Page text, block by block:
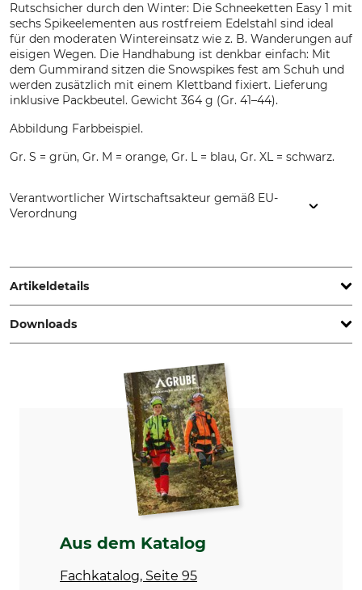
Rutschsicher durch den Winter: Die Schneeketten Easy 1 mit
sechs Spikeelementen aus rostfreiem Edelstahl sind ideal
für den moderaten Wintereinsatz wie z. B. Wanderungen auf
eisigen Wegen. Die Handhabung ist denkbar einfach: Mit
dem Gummirand sitzen die Snowspikes fest am Schuh und
werden zusätzlich mit einem Klettband fixiert. Lieferung
inklusive Packbeutel. Gewicht 364 g (Gr. 41–44).
Abbildung Farbbeispiel.
Gr. S = grün, Gr. M = orange, Gr. L = blau, Gr. XL = schwarz.
Verantwortlicher Wirtschaftsakteur gemäß EU-
Verordnung
Germany, www.lacd.de
Artikeldetails
Marke
LACD
Schuhketten
Modellbezeichnung
Schuhgröße
S (33-36)
Downloads
Bedienungsanleitung | BA_LACD_Schuhketten_72-360_72-361_de_en_j20.pdf
Aus dem Katalog
Fachkatalog, Seite 95